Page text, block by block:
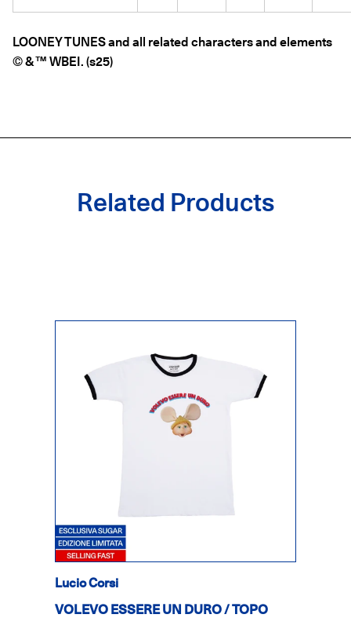
LOONEY TUNES and all related characters and elements
© & ™ WBEI. (s25)
Related Products
Lucio Corsi
VOLEVO ESSERE UN DURO / TOPO